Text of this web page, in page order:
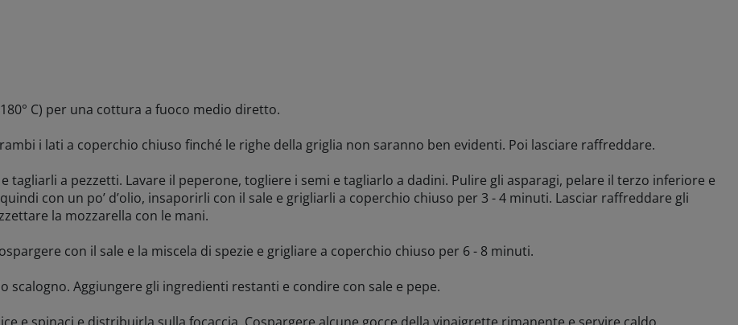
C) per una cottura a fuoco medio diretto.
i lati a coperchio chiuso finché le righe della griglia non saranno ben evidenti. Poi lasciare raffreddare.
a pezzetti. Lavare il peperone, togliere i semi e tagliarlo a dadini. Pulire gli asparagi, pelare il terzo inferiore e
con un po’ d’olio, insaporirli con il sale e grigliarli a coperchio chiuso per 3 - 4 minuti. Lasciar raffreddare gli
la mozzarella con le mani.
con il sale e la miscela di spezie e grigliare a coperchio chiuso per 6 - 8 minuti.
scalogno. Aggiungere gli ingredienti restanti e condire con sale e pepe.